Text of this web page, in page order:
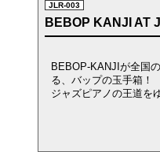
JLR-003
BEBOP KANJI AT
BEBOP-KANJIが全国
る、バップの玉手箱！
ジャズピアノの王道を